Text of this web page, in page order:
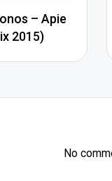
– Apie
2015)
No